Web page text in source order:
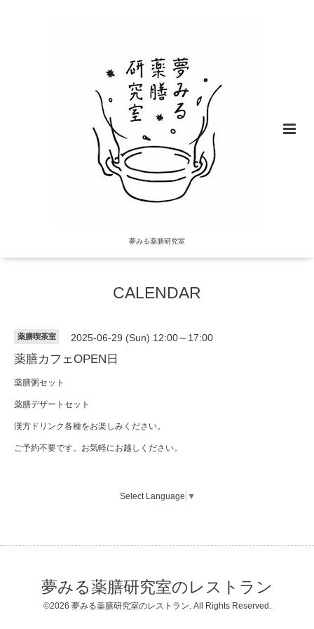
夢みる薬膳研究室
CALENDAR
薬膳喫茶室 2025-06-29 (Sun) 12:00～17:00
薬膳カフェOPEN日
薬膳粥セット
薬膳デザートセット
漢方ドリンク各種をお楽しみください。
ご予約不要です。お気軽にお越しください。
Select Language ▼
夢みる薬膳研究室のレストラン
©2026 夢みる薬膳研究室のレストラン. All Rights Reserved.